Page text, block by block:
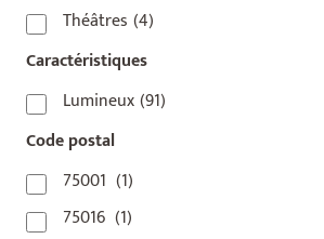
Théâtres (4)
Caractéristiques
Lumineux(91)
Code postal
75001 (1)
75016 (1)